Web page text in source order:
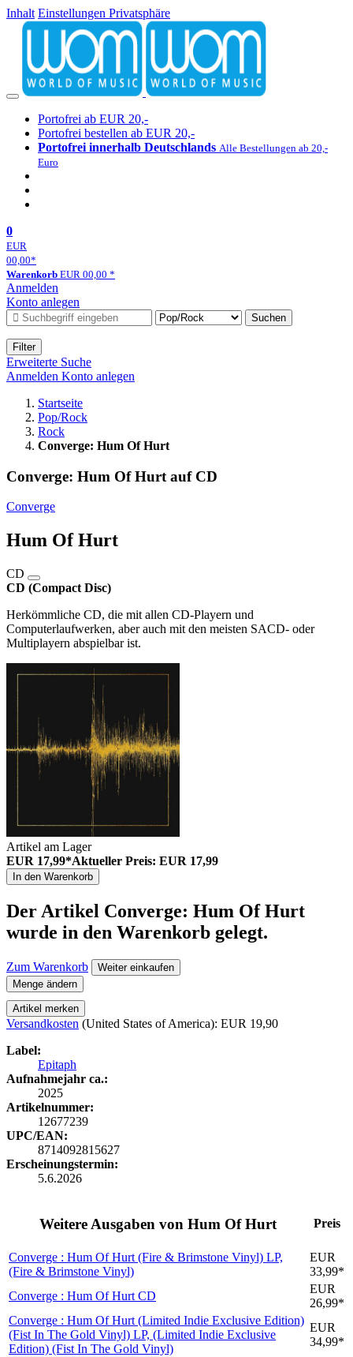
Inhalt Einstellungen Privatsphäre
Portofrei ab EUR 20,-
Portofrei bestellen ab EUR 20,-
Portofrei innerhalb Deutschlands Alle Bestellungen ab 20,-
Euro
0
EUR
00,00*
Warenkorb EUR 00,00 *
Anmelden
Konto anlegen
Suchen
Filter
Erweiterte Suche
Anmelden Konto anlegen
Startseite
Pop/Rock
Rock
Converge: Hum Of Hurt
Converge: Hum Of Hurt auf CD
Converge
Hum Of Hurt
CD
CD (Compact Disc)
Herkömmliche CD, die mit allen CD-Playern und
Computerlaufwerken, aber auch mit den meisten SACD- oder
Multiplayern abspielbar ist.
Artikel am Lager
EUR 17,99*Aktueller Preis: EUR 17,99
In den Warenkorb
Der Artikel Converge: Hum Of Hurt
wurde in den Warenkorb gelegt.
Zum Warenkorb
Weiter einkaufen
Menge ändern
Artikel merken
Versandkosten (United States of America): EUR 19,90
Label:
Epitaph
Aufnahmejahr ca.:
2025
Artikelnummer:
12677239
UPC/EAN:
8714092815627
Erscheinungstermin:
5.6.2026
Weitere Ausgaben von Hum Of Hurt Preis
Converge : Hum Of Hurt (Fire & Brimstone Vinyl) LP,
(Fire & Brimstone Vinyl)
EUR
33,99*
Converge : Hum Of Hurt CD
EUR
26,99*
Converge : Hum Of Hurt (Limited Indie Exclusive Edition)
(Fist In The Gold Vinyl) LP, (Limited Indie Exclusive
Edition) (Fist In The Gold Vinyl)
EUR
34,99*